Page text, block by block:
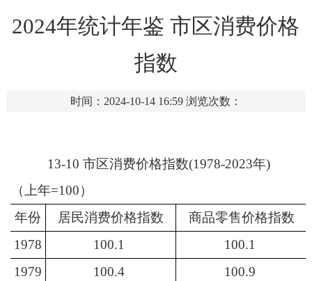
2024年统计年鉴 市区消费价格
指数
时间：2024-10-14 16:59 浏览次数：
13-10 市区消费价格指数(1978-2023年)
（上年=100）
年份
居民消费价格指数
商品零售价格指数
1978
100.1
100.1
1979
100.4
100.9